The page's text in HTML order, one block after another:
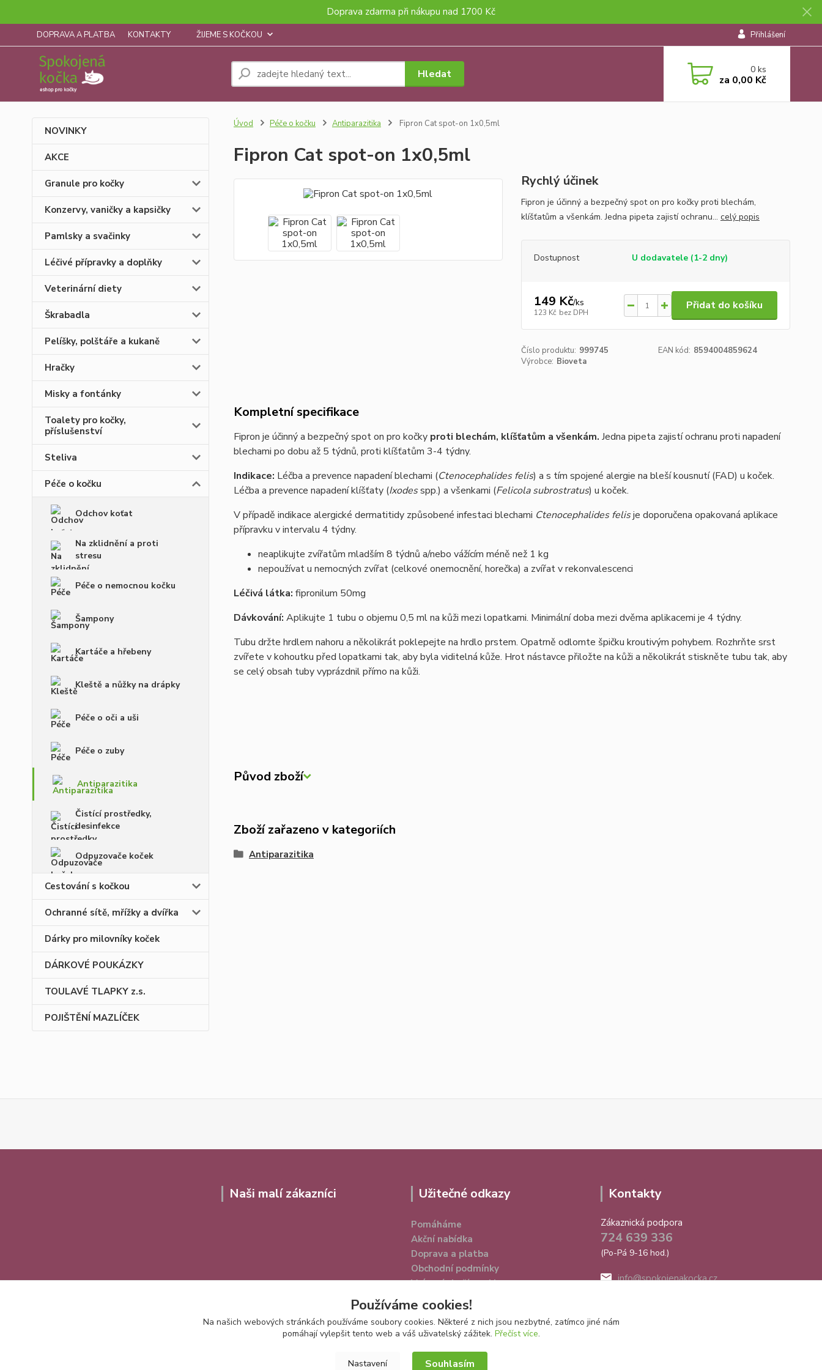
Doprava zdarma při nákupu nad 1700 Kč
DOPRAVA A PLATBA KONTAKTY ŽIJEME S KOČKOU Přihlášení
Hledat 0ks
za 0,00 Kč
NOVINKY
AKCE
Granule pro kočky
Konzervy, vaničky a kapsičky
Pamlsky a svačinky
Léčivé přípravky a doplňky
Veterinární diety
Škrabadla
Pelíšky, polštáře a kukaně
Hračky
Misky a fontánky
Toalety pro kočky,
příslušenství
Steliva
Péče o kočku
Odchov koťat
Na zklidnění a proti
stresu
Péče o nemocnou kočku
Šampony
Kartáče a hřebeny
Kleště a nůžky na drápky
Péče o oči a uši
Péče o zuby
Antiparazitika
Čistící prostředky,
desinfekce
Odpuzovače koček
Cestování s kočkou
Ochranné sítě, mřížky a dvířka
Dárky pro milovníky koček
DÁRKOVÉ POUKÁZKY
TOULAVÉ TLAPKY z.s.
POJIŠTĚNÍ MAZLÍČEK
Úvod Péče o kočku Antiparazitika Fipron Cat spot-on 1x0,5ml
Fipron Cat spot-on 1x0,5ml
Rychlý účinek
Fipron je účinný a bezpečný spot on pro kočky proti blechám,
klíšťatům a všenkám. Jedna pipeta zajistí ochranu... celý popis
Dostupnost U dodavatele (1-2 dny)
149 Kč/ks
123 Kč bez DPH
Přidat do košíku
Číslo produktu: 999745 EAN kód: 8594004859624
Výrobce: Bioveta
Kompletní specifikace
Fipron je účinný a bezpečný spot on pro kočkyproti blechám, klíšťatům a všenkám. Jedna pipeta zajistí ochranu proti napadení
blechami po dobu až 5 týdnů, proti klíšťatům 3-4 týdny.
Indikace: Léčba a prevence napadení blechami (Ctenocephalides felis) a s tím spojené alergie na bleší kousnutí (FAD) u koček.
Léčba a prevence napadení klíšťaty (Ixodesspp.) a všenkami (Felicola subrostratus) u koček.
V případě indikace alergické dermatitidy způsobené infestaci blechami Ctenocephalides felisje doporučena opakovaná aplikace
přípravku v intervalu 4 týdny.
neaplikujte zvířatům mladším 8 týdnů a/nebo vážícím méně než 1 kg
nepoužívat u nemocných zvířat (celkové onemocnění, horečka) a zvířat v rekonvalescenci
Léčivá látka: fipronilum 50mg
Dávkování: Aplikujte 1 tubu o objemu 0,5 ml na kůži mezi lopatkami. Minimální doba mezi dvěma aplikacemi je 4 týdny.
Tubu držte hrdlem nahoru a několikrát poklepejte na hrdlo prstem. Opatrně odlomte špičku kroutivým pohybem. Rozhrňte srst
zvířete v kohoutku před lopatkami tak, aby byla viditelná kůže. Hrot nástavce přiložte na kůži a několikrát stiskněte tubu tak, aby
se celý obsah tuby vyprázdnil přímo na kůži.
Původ zboží
Zboží zařazeno v kategoriích
Antiparazitika
Naši malí zákazníci Užitečné odkazy
Pomáháme
Akční nabídka
Doprava a platba
Obchodní podmínky
Vrácení zboží a reklamace
Ochrana osobních údajů
Kontakty
Zákaznická podpora
724 639 336
(Po-Pá 9-16 hod.)
info@spokojenakocka.cz
Používáme cookies!
Na našich webových stránkách používáme soubory cookies. Některé z nich jsou nezbytné, zatímco jiné nám
pomáhají vylepšit tento web a váš uživatelský zážitek. Přečíst více.
Nastavení Souhlasím